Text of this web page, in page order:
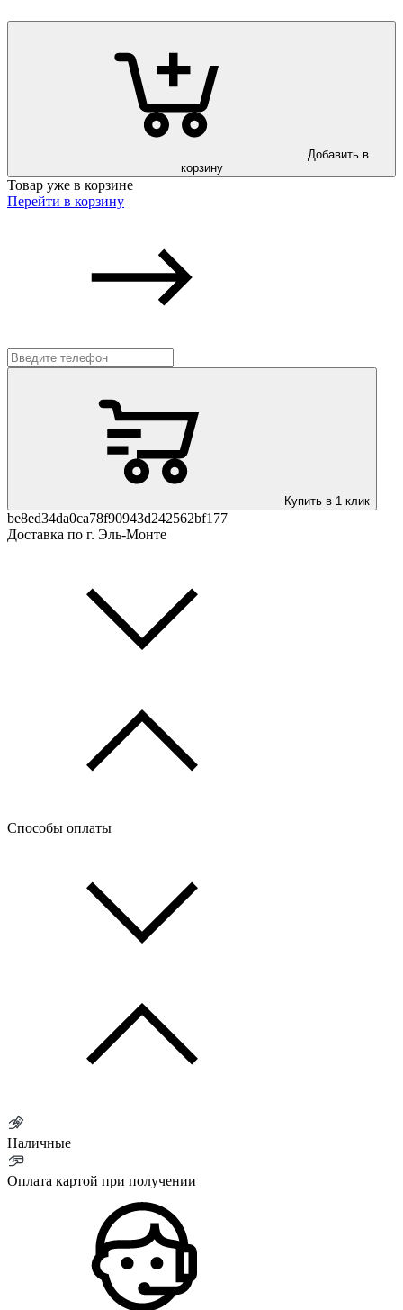
корзину
Товар уже в корзине
Перейти в корзину
Купить в 1 клик
be8ed34da0ca78f90943d242562bf177
Доставка по г. Эль-Монте
Способы оплаты
Наличные
Оплата картой при получении